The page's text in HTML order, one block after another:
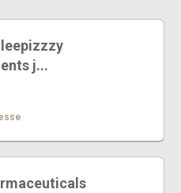
j...